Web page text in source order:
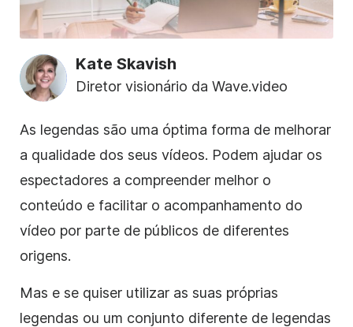
Kate Skavish
Diretor visionário da Wave.video
As legendas são uma óptima forma de melhorar
a qualidade dos seus vídeos. Podem ajudar os
espectadores a compreender melhor o
conteúdo e facilitar o acompanhamento do
vídeo por parte de públicos de diferentes
origens.
Mas e se quiser utilizar as suas próprias
legendas ou um conjunto diferente de legendas